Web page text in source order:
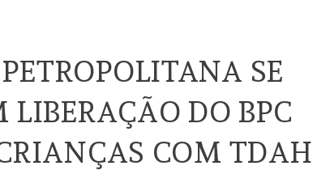
SE
LIBERAÇÃO DO BPC
COM TDAH